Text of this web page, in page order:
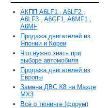
АКПП A6LF1 , A6LF2 ,
A6LF3 , A6GF1, A6MF1 ,
A6MF
Продажа двигателей из
Японии и Кореи
Что нужно знать при
выборе автомобиля
Продажа двигателей из
Европы
Замена ДВС К8 на Мазде
MX3
Все о тюнинге (форум)